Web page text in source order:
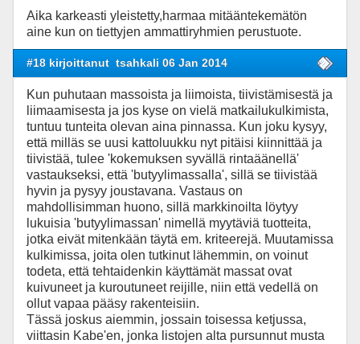
Aika karkeasti yleistetty,harmaa mitääntekemätön
aine kun on tiettyjen ammattiryhmien perustuote.
#18 kirjoittanut tsahkali 06 Jan 2014
Kun puhutaan massoista ja liimoista, tiivistämisestä ja
liimaamisesta ja jos kyse on vielä matkailukulkimista,
tuntuu tunteita olevan aina pinnassa. Kun joku kysyy,
että milläs se uusi kattoluukku nyt pitäisi kiinnittää ja
tiivistää, tulee 'kokemuksen syvällä rintaäänellä'
vastaukseksi, että 'butyylimassalla', sillä se tiivistää
hyvin ja pysyy joustavana. Vastaus on
mahdollisimman huono, sillä markkinoilta löytyy
lukuisia 'butyylimassan' nimellä myytäviä tuotteita,
jotka eivät mitenkään täytä em. kriteerejä. Muutamissa
kulkimissa, joita olen tutkinut lähemmin, on voinut
todeta, että tehtaidenkin käyttämät massat ovat
kuivuneet ja kuroutuneet reijille, niin että vedellä on
ollut vapaa pääsy rakenteisiin.
Tässä joskus aiemmin, jossain toisessa ketjussa,
viittasin Kabe'en, jonka listojen alta pursunnut musta